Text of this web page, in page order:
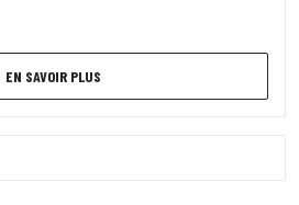
EN SAVOIR PLUS